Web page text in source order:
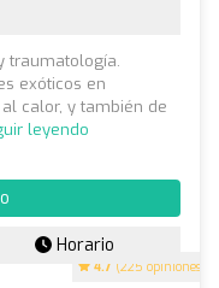
4.7 (225 opiniones)
traumatología.
exóticos en
calor, y también de
leyendo
Horario